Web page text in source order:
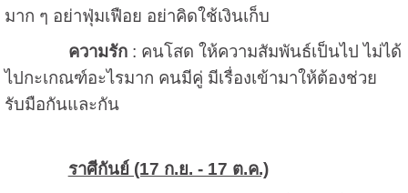
มาก ๆ อย่าฟุ่มเฟือย อย่าคิดใช้เงินเก็บ
ความรัก: คนโสด ให้ความสัมพันธ์เป็นไป ไม่ได้
ไปกะเกณฑ์อะไรมาก คนมีคู่ มีเรื่องเข้ามาให้ต้องช่วย
รับมือกันและกัน
ราศีกันย์ (17 ก.ย. - 17 ต.ค.)